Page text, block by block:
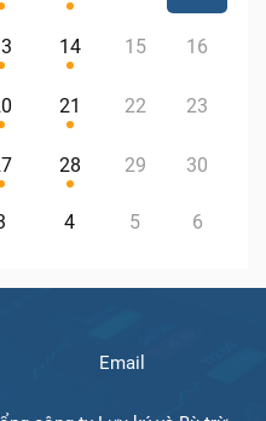
14 15 16
21 22 23
28 29 30
4 5 6
Email